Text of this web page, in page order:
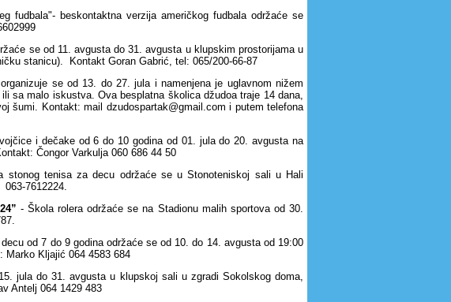
fudbala"- beskontaktna verzija američkog fudbala održaće se
se od 11. avgusta do 31. avgusta u klupskim prostorijama u
stanicu). Kontakt Goran Gabrić, tel: 065/200-66-87
se od 13. do 27. jula i namenjena je uglavnom nižem
sa malo iskustva. Ova besplatna školica džudoa traje 14 dana,
šumi. Kontakt: mail dzudospartak@gmail.com i putem telefona
i dečake od 6 do 10 godina od 01. jula do 20. avgusta na
Čongor Varkulja 060 686 44 50
stonog tenisa za decu održaće se u Stonoteniskoj sali u Hali
7612224.
- Škola rolera održaće se na Stadionu malih sportova od 30.
od 7 do 9 godina održaće se od 10. do 14. avgusta od 19:00
Marko Kljajić 064 4583 684
jula do 31. avgusta u klupskoj sali u zgradi Sokolskog doma,
Antelj 064 1429 483